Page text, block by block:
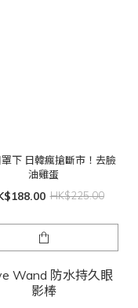
下 日韓瘋搶斷市！去臉
油雞蛋
HK$225.00